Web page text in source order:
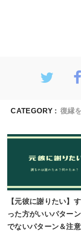
CATEGORY : 復縁
【元彼に謝りたい】
った方がいいパター
でないパターン＆注